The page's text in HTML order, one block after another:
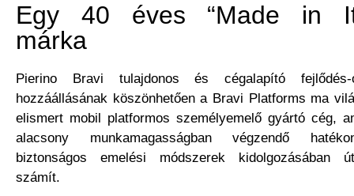
Egy 40 éves “Made in
márka​
Pierino Bravi tulajdonos és cégalapító fejlődés-
hozzáállásának köszönhetően a Bravi Platforms ma
elismert mobil platformos személyemelő gyártó cég,
alacsony munkamagasságban végzendő
biztonságos emelési módszerek kidolgozásában
számít.